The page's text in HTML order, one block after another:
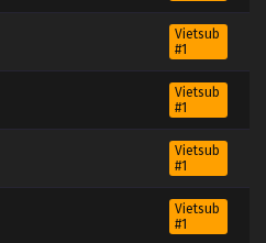
Vietsub
#1
Vietsub
#1
Vietsub
#1
Vietsub
#1